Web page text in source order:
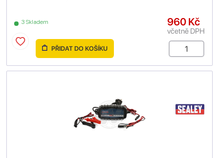
3 Skladem 960 Kč
včetně DPH
PŘIDAT DO KOŠÍKU